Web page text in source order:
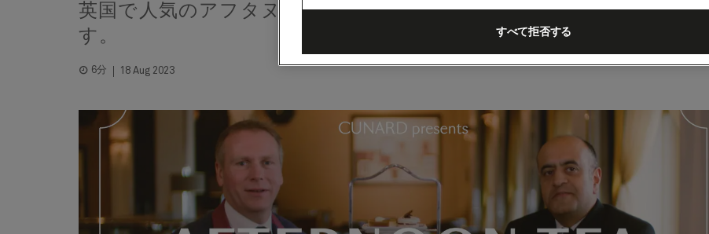
英国で人気のアフタヌーン・ティーの究極マスタークラスを開講しま
す。
6分 18 Aug 2023
すべて拒否する